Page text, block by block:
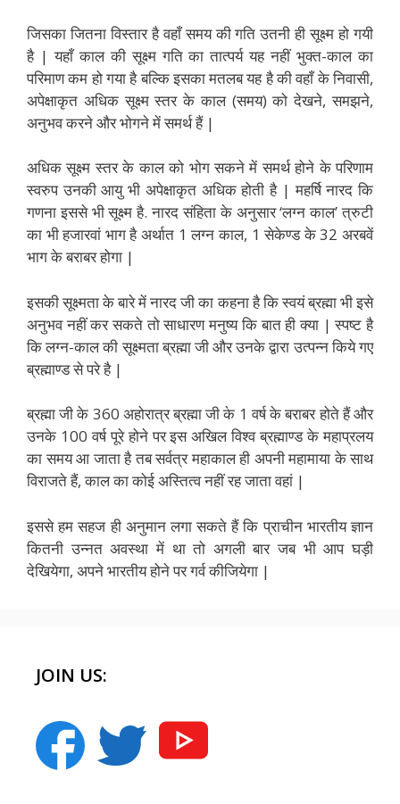
जिसका जितना विस्तार है वहाँ समय की गति उतनी ही सूक्ष्म हो गयी
है | यहाँ काल की सूक्ष्म गति का तात्पर्य यह नहीं भुक्त-काल का
परिमाण कम हो गया है बल्कि इसका मतलब यह है की वहाँ के निवासी,
अपेक्षाकृत अधिक सूक्ष्म स्तर के काल (समय) को देखने, समझने,
अनुभव करने और भोगने में समर्थ हैं |
अधिक सूक्ष्म स्तर के काल को भोग सकने में समर्थ होने के परिणाम
स्वरुप उनकी आयु भी अपेक्षाकृत अधिक होती है | महर्षि नारद कि
गणना इससे भी सूक्ष्म है. नारद संहिता के अनुसार ‘लग्न काल’ त्रुटी
का भी हजारवां भाग है अर्थात 1 लग्न काल, 1 सेकेण्ड के 32 अरबवें
भाग के बराबर होगा |
इसकी सूक्ष्मता के बारे में नारद जी का कहना है कि स्वयं ब्रह्मा भी इसे
अनुभव नहीं कर सकते तो साधारण मनुष्य कि बात ही क्या | स्पष्ट है
कि लग्न-काल की सूक्ष्मता ब्रह्मा जी और उनके द्वारा उत्पन्न किये गए
ब्रह्माण्ड से परे है |
ब्रह्मा जी के 360 अहोरात्र ब्रह्मा जी के 1 वर्ष के बराबर होते हैं और
उनके 100 वर्ष पूरे होने पर इस अखिल विश्व ब्रह्माण्ड के महाप्रलय
का समय आ जाता है तब सर्वत्र महाकाल ही अपनी महामाया के साथ
विराजते हैं, काल का कोई अस्तित्व नहीं रह जाता वहां |
इससे हम सहज ही अनुमान लगा सकते हैं कि प्राचीन भारतीय ज्ञान
कितनी उन्नत अवस्था में था तो अगली बार जब भी आप घड़ी
देखियेगा, अपने भारतीय होने पर गर्व कीजियेगा |
JOIN US: